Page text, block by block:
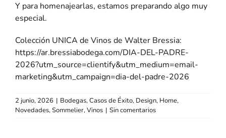
Y para homenajearlas, estamos preparando algo muy
especial.
Colección UNICA de Vinos de Walter Bressia:
https://ar.bressiabodega.com/DIA-DEL-PADRE-
2026?utm_source=clientify&utm_medium=email-
marketing&utm_campaign=dia-del-padre-2026
2 junio, 2026 | Bodegas,Casos de Éxito, Design, Home,
Novedades,Sommelier,Vinos | Sin comentarios